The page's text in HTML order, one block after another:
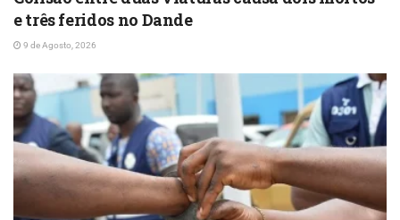
e três feridos no Dande
9 de Agosto, 2026